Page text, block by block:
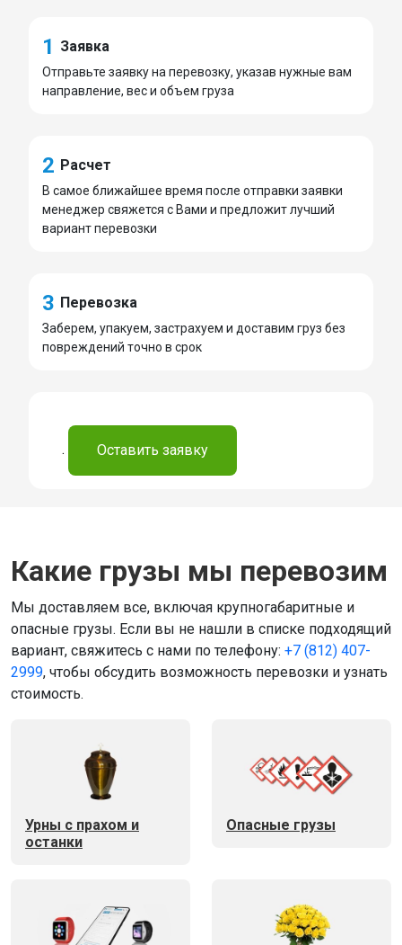
1 Заявка
Отправьте заявку на перевозку, указав нужные вам
направление, вес и объем груза
2 Расчет
В самое ближайшее время после отправки заявки
менеджер свяжется с Вами и предложит лучший
вариант перевозки
3 Перевозка
Заберем, упакуем, застрахуем и доставим груз без
повреждений точно в срок
. Оставить заявку
Какие грузы мы перевозим
Мы доставляем все, включая крупногабаритные и
опасные грузы. Если вы не нашли в списке подходящий
вариант, свяжитесь с нами по телефону: +7 (812) 407-
2999, чтобы обсудить возможность перевозки и узнать
стоимость.
Урны с прахом и
останки
Опасные грузы